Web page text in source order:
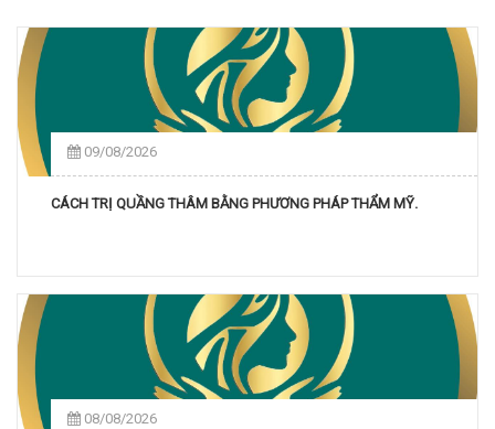
09/08/2026
CÁCH TRỊ QUẦNG THÂM BẰNG PHƯƠNG PHÁP THẨM MỸ.
08/08/2026